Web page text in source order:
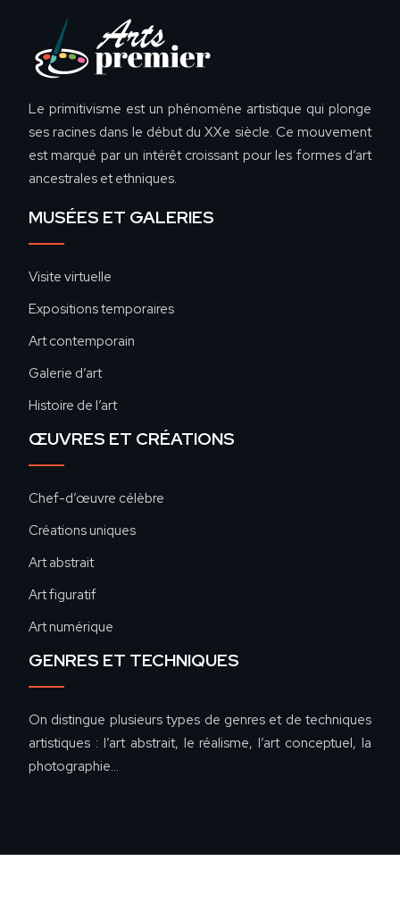
Le primitivisme est un phénomène artistique qui plonge
ses racines dans le début du XXe siècle. Ce mouvement
est marqué par un intérêt croissant pour les formes d’art
ancestrales et ethniques.
MUSÉES ET GALERIES
Visite virtuelle
Expositions temporaires
Art contemporain
Galerie d’art
Histoire de l’art
ŒUVRES ET CRÉATIONS
Chef-d’œuvre célèbre
Créations uniques
Art abstrait
Art figuratif
Art numérique
GENRES ET TECHNIQUES
On distingue plusieurs types de genres et de techniques
artistiques : l’art abstrait, le réalisme, l’art conceptuel, la
photographie…